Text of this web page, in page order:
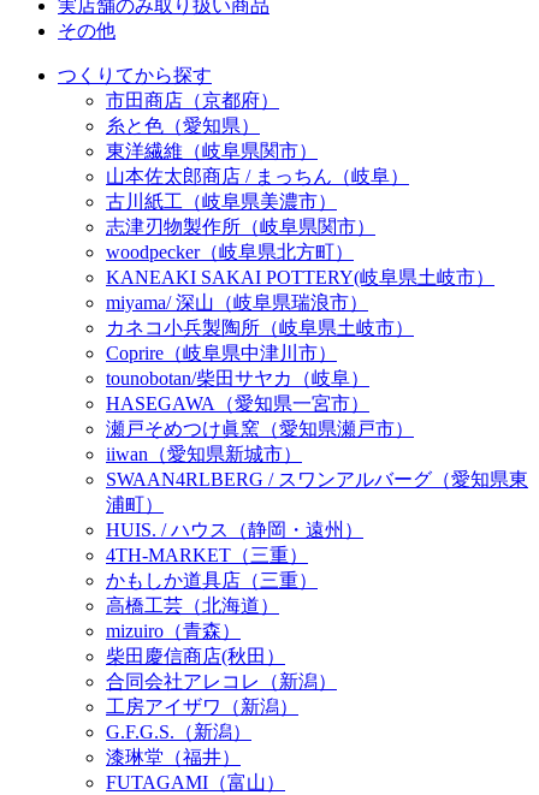
実店舗のみ取り扱い商品
その他
つくりてから探す
市田商店（京都府）
糸と色（愛知県）
東洋繊維（岐阜県関市）
山本佐太郎商店 / まっちん（岐阜）
古川紙工（岐阜県美濃市）
志津刃物製作所（岐阜県関市）
woodpecker（岐阜県北方町）
KANEAKI SAKAI POTTERY(岐阜県土岐市）
miyama/ 深山（岐阜県瑞浪市）
カネコ小兵製陶所（岐阜県土岐市）
Coprire（岐阜県中津川市）
tounobotan/柴田サヤカ（岐阜）
HASEGAWA（愛知県一宮市）
瀬戸そめつけ眞窯（愛知県瀬戸市）
iiwan（愛知県新城市）
SWAAN4RLBERG / スワンアルバーグ（愛知県東
浦町）
HUIS. / ハウス（静岡・遠州）
4TH-MARKET（三重）
かもしか道具店（三重）
高橋工芸（北海道）
mizuiro（青森）
柴田慶信商店(秋田）
合同会社アレコレ（新潟）
工房アイザワ（新潟）
G.F.G.S.（新潟）
漆琳堂（福井）
FUTAGAMI（富山）